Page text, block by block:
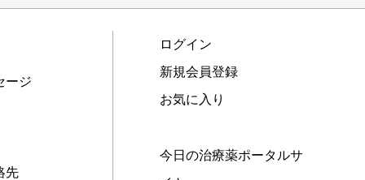
ージ
先
ログイン
新規会員登録
お気に入り
今日の治療薬ポータルサ